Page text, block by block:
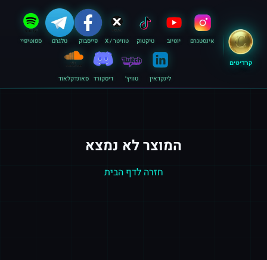
קרדיטים
אינסטגרם יוטיוב טיקטוק טוויטר / X פייסבוק טלגרם ספוטיפיי
לינקדאין טוויץ׳ דיסקורד סאונדקלאוד
המוצר לא נמצא
חזרה לדף הבית